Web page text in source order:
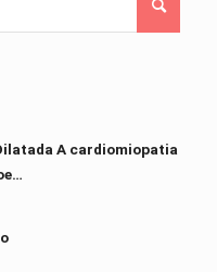
A cardiomiopatia